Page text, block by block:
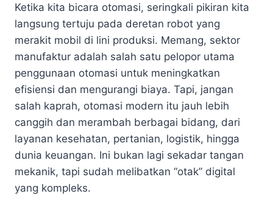
Ketika kita bicara otomasi, seringkali pikiran kita
langsung tertuju pada deretan robot yang
merakit mobil di lini produksi. Memang, sektor
manufaktur adalah salah satu pelopor utama
penggunaan otomasi untuk meningkatkan
efisiensi dan mengurangi biaya. Tapi, jangan
salah kaprah, otomasi modern itu jauh lebih
canggih dan merambah berbagai bidang, dari
layanan kesehatan, pertanian, logistik, hingga
dunia keuangan. Ini bukan lagi sekadar tangan
mekanik, tapi sudah melibatkan “otak” digital
yang kompleks.